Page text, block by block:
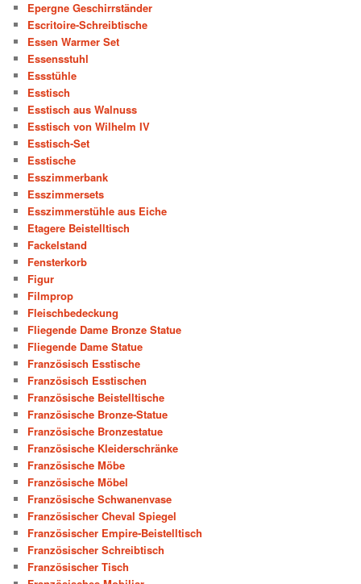
Epergne Geschirrständer
Escritoire-Schreibtische
Essen Warmer Set
Essensstuhl
Essstühle
Esstisch
Esstisch aus Walnuss
Esstisch von Wilhelm IV
Esstisch-Set
Esstische
Esszimmerbank
Esszimmersets
Esszimmerstühle aus Eiche
Etagere Beistelltisch
Fackelstand
Fensterkorb
Figur
Filmprop
Fleischbedeckung
Fliegende Dame Bronze Statue
Fliegende Dame Statue
Französisch Esstische
Französisch Esstischen
Französische Beistelltische
Französische Bronze-Statue
Französische Bronzestatue
Französische Kleiderschränke
Französische Möbe
Französische Möbel
Französische Schwanenvase
Französischer Cheval Spiegel
Französischer Empire-Beistelltisch
Französischer Schreibtisch
Französischer Tisch